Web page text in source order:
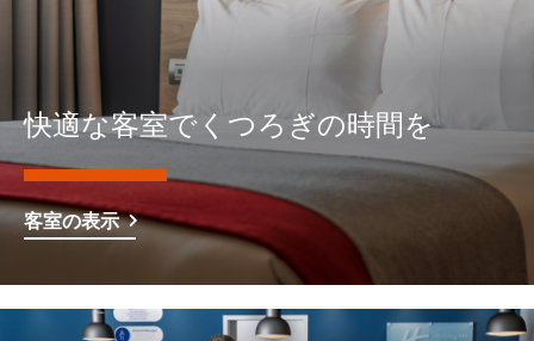
快適な客室でくつろぎの時間を
客室の表示